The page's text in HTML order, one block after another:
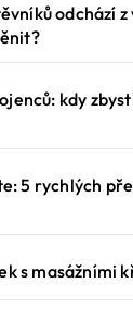
odchází z
kdy
5 rychlých
s masážními